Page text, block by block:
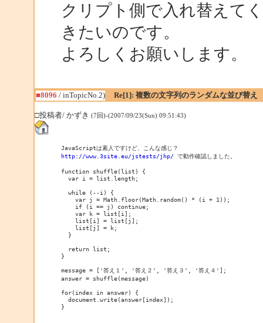
クリプト側で入れ替えて
きたいのです。
よろしくお願いします。
■8096 / inTopicNo.2) Re[1]: 複数の文字列のランダムな並び替え
□投稿者/ かずき (7回)-(2007/09/23(Sun) 09:51:43)
http://www.3site.eu/jstests/jhp/ で動作確認しました。
function shuffle(list) {
  var i = list.length;
  while (--i) {
    var j = Math.floor(Math.random() * (i + 1));
    if (i == j) continue;
    var k = list[i];
    list[i] = list[j];
    list[j] = k;
  }
  return list;
}
message = ['答え１', '答え２', '答え３', '答え４'];
answer = shuffle(message)
for(index in answer) {
  document.write(answer[index]);